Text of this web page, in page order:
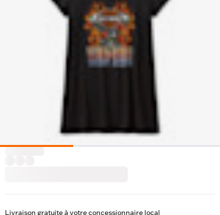
Livraison gratuite à votre concessionnaire local